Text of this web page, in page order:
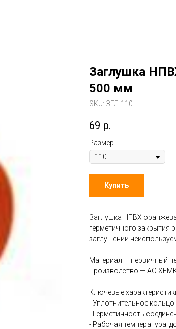
Заглушка
500 мм
SKU: ЗГЛ-110
69 р.
Размер
Купить
Заглушка НПВХ
герметичного закрытия
заглушении
Материал — первичный
Производство — АО
Ключевые
- Уплотнительное кольцо
- Герметичность
- Рабочая температура: